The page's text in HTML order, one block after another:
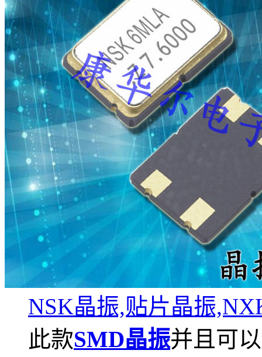
NSK晶振,贴片晶振
此款SMD晶振并且可